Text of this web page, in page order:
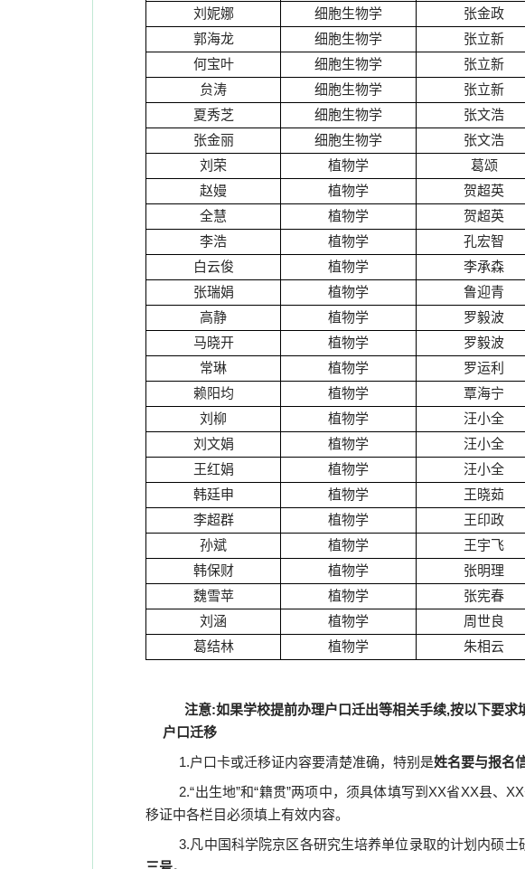
刘妮娜
细胞生物学
张金政
郭海龙
细胞生物学
张立新
何宝叶
细胞生物学
张立新
贠涛
细胞生物学
张立新
夏秀芝
细胞生物学
张文浩
张金丽
细胞生物学
张文浩
刘荣
植物学
葛颂
赵嫚
植物学
贺超英
全慧
植物学
贺超英
李浩
植物学
孔宏智
白云俊
植物学
李承森
张瑞娟
植物学
鲁迎青
高静
植物学
罗毅波
马晓开
植物学
罗毅波
常琳
植物学
罗运利
赖阳均
植物学
覃海宁
刘柳
植物学
汪小全
刘文娟
植物学
汪小全
王红娟
植物学
汪小全
韩廷申
植物学
王晓茹
李超群
植物学
王印政
孙斌
植物学
王宇飞
韩保财
植物学
张明理
魏雪苹
植物学
张宪春
刘涵
植物学
周世良
葛结林
植物学 朱相云
注意:如果学校提前办理户口迁出等相关手续,按以下要求
户口迁移
1.户口卡或迁移证内容要清楚准确，特别是姓名要与报名
2.“出生地”和“籍贯”两项中，须具体填写到 XX省XX县、
移证中各栏目必须填上有效内容。
3.凡中国科学院京区各研究生培养单位录取的计划内硕士